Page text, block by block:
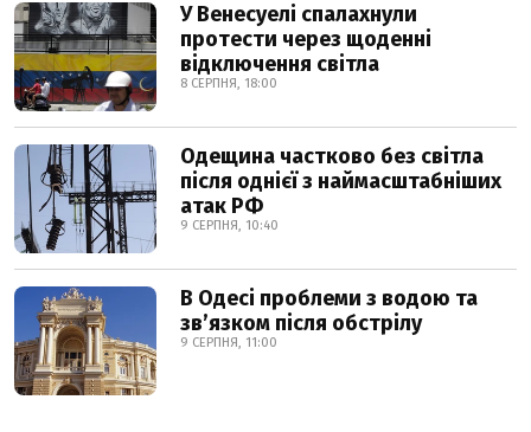
У Венесуелі спалахнули
протести через щоденні
відключення світла
8 СЕРПНЯ, 18:00
Одещина частково без світла
після однієї з наймасштабніших
атак РФ
9 СЕРПНЯ, 10:40
В Одесі проблеми з водою та
звʼязком після обстрілу
9 СЕРПНЯ, 11:00